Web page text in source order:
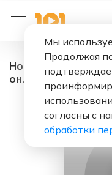
Новогоднее
онлайн. Слушать
Мы
Продолжая
согласны с
обработки